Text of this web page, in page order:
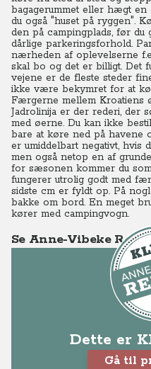
bagagerummet eller hægt
du også "huset på ryggen".
den på campingplads, før du
dårlige parkeringsforhold.
nærheden af oplevelserne
skal bo og det er billigt. Det
vejene er de fleste steder
ikke være bekymret for at
Færgerne mellem Kroatiens
Jadrolinija er der rederi,
med øerne. Du kan ikke
bare at køre ned på havene
er umiddelbart negativt, hvis
men også netop en af
for sæsonen kommer du
fungerer utrolig godt med
sidste cm er fyldt op. På
bakke om bord. En meget
kører med campingvogn.
Se Anne-Vibeke
Dette er
Gå til